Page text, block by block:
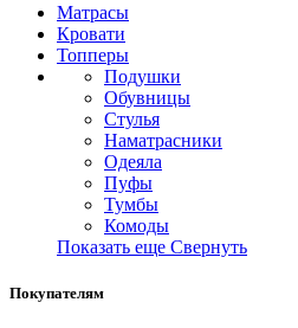
Матрасы
Кровати
Топперы
Подушки
Обувницы
Стулья
Наматрасники
Одеяла
Пуфы
Тумбы
Комоды
Показать еще Свернуть
Покупателям